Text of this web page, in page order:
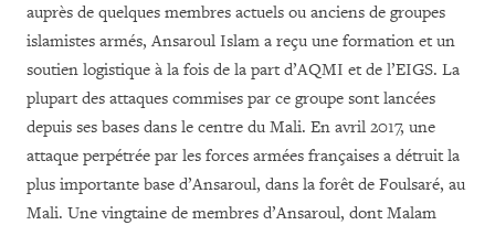
auprès de quelques membres actuels ou anciens de groupes
islamistes armés, Ansaroul Islam a reçu une formation et un
soutien logistique à la fois de la part d’AQMI et de l’EIGS. La
plupart des attaques commises par ce groupe sont lancées
depuis ses bases dans le centre du Mali. En avril 2017, une
attaque perpétrée par les forces armées françaises a détruit la
plus importante base d’Ansaroul, dans la forêt de Foulsaré, au
Mali. Une vingtaine de membres d’Ansaroul, dont Malam